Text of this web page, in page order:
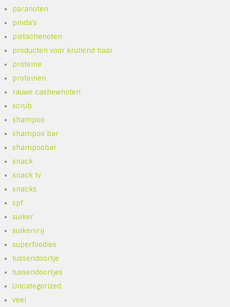
paranoten
pinda's
pistachenoten
producten voor krullend haar
proteine
proteinen
rauwe cashewnoten
scrub
shampoo
shampoo bar
shampoobar
snack
snack tv
snacks
spf
suiker
suikervrij
superfoodies
tussendoortje
tussendoortjes
Uncategorized
veel